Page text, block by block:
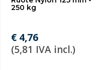
250 kg
€ 4,76
(5,81 IVA incl.)